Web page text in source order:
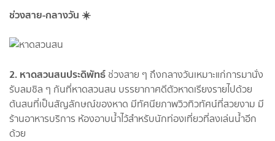
ช่วงสาย-กลางวัน ☀️
2. หาดสวนสนประดิพัทธ์ ช่วงสาย ๆ ถึงกลางวันเหมาะแก่การมานั่ง
รับลมชิล ๆ กันที่หาดสวนสน บรรยากาศดีตัวหาดเรียงรายไปด้วย
ต้นสนที่เป็นสัญลักษณ์ของหาด มีทัศนียภาพวิวทิวทัศน์ที่สวยงาม มี
ร้านอาหารบริการ ห้องอาบน้ำไว้สำหรับนักท่องเที่ยวที่ลงเล่นน้ำอีก
ด้วย